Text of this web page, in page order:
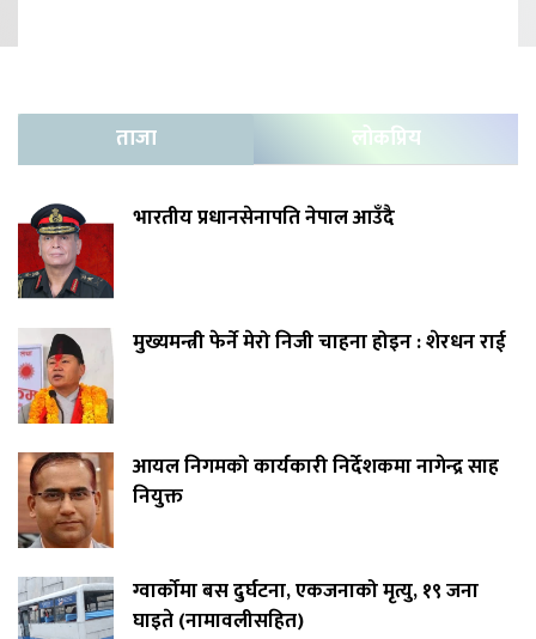
ताजा लोकप्रिय
भारतीय प्रधानसेनापति नेपाल आउँदै
मुख्यमन्त्री फेर्ने मेरो निजी चाहना होइन : शेरधन राई
आयल निगमको कार्यकारी निर्देशकमा नागेन्द्र साह
नियुक्त
ग्वार्कोमा बस दुर्घटना, एकजनाको मृत्यु, १९ जना
घाइते (नामावलीसहित)